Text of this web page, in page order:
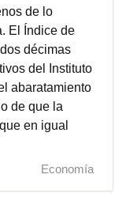
de lo
El Índice de
décimas
del Instituto
abaratamiento
de que la
en igual
Economía